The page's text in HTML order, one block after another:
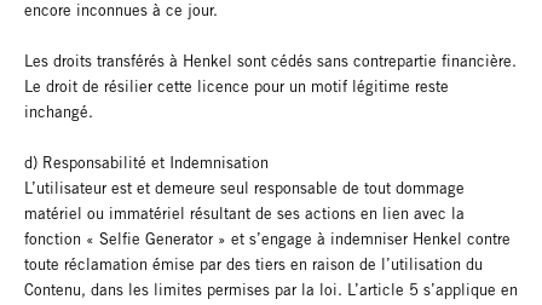
encore inconnues à ce jour.
Les droits transférés à Henkel sont cédés sans contrepartie financière.
Le droit de résilier cette licence pour un motif légitime reste
inchangé.
d) Responsabilité et Indemnisation
L’utilisateur est et demeure seul responsable de tout dommage
matériel ou immatériel résultant de ses actions en lien avec la
fonction « Selfie Generator » et s’engage à indemniser Henkel contre
toute réclamation émise par des tiers en raison de l’utilisation du
Contenu, dans les limites permises par la loi. L’article 5 s’applique en